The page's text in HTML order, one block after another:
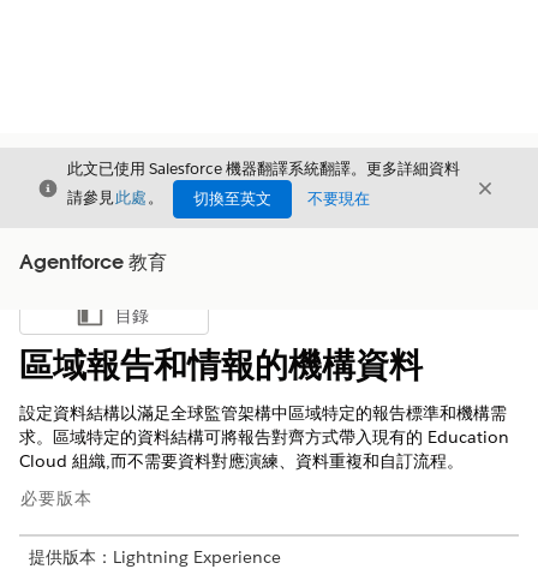
結束
此文已使用 Salesforce 機器翻譯系統翻譯。更多詳細資料
請參見此處。 切換至英文 不要現在 結束
Agentforce 教育
顯示目錄
目錄
區域報告和情報的機構資料
設定資料結構以滿足全球監管架構中區域特定的報告標準和機構需
求。區域特定的資料結構可將報告對齊方式帶入現有的 Education
Cloud 組織,而不需要資料對應演練、資料重複和自訂流程。
必要版本
提供版本：Lightning Experience